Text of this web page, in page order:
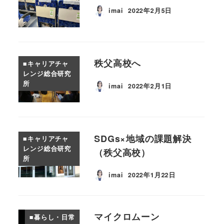
imai 投稿日
2022年2月5日
■キャリアチャ
レンジ総合研究
所
秩父高校へ
imai 投稿日
2022年2月1日
■キャリアチャ
レンジ総合研究
所
SDGs×地域の課題解決
（秩父高校）
imai 投稿日
2022年1月22日
■暮らし・日常 マイクロムーン